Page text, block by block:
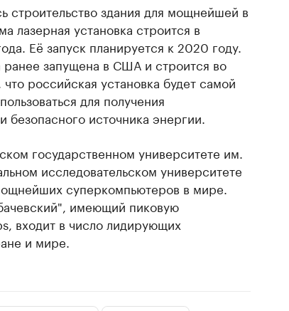
строительство здания для мощнейшей в
лазерная установка строится в
Её запуск планируется к 2020 году.
ранее запущена в США и строится во
российская установка будет самой
для получения
безопасного источника энергии.
государственном университете им.
исследовательском университете
суперкомпьютеров в мире.
имеющий пиковую
входит в число лидирующих
и мире.